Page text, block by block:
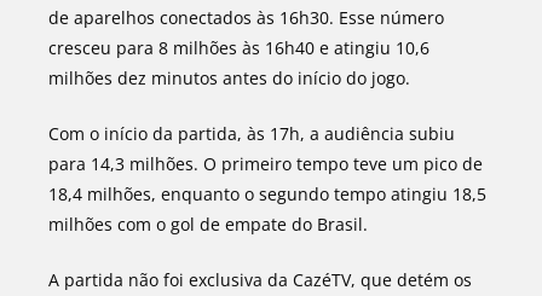
de aparelhos conectados às 16h30. Esse número
cresceu para 8 milhões às 16h40 e atingiu 10,6
milhões dez minutos antes do início do jogo.
Com o início da partida, às 17h, a audiência subiu
para 14,3 milhões. O primeiro tempo teve um pico de
18,4 milhões, enquanto o segundo tempo atingiu 18,5
milhões com o gol de empate do Brasil.
A partida não foi exclusiva da CazéTV, que detém os